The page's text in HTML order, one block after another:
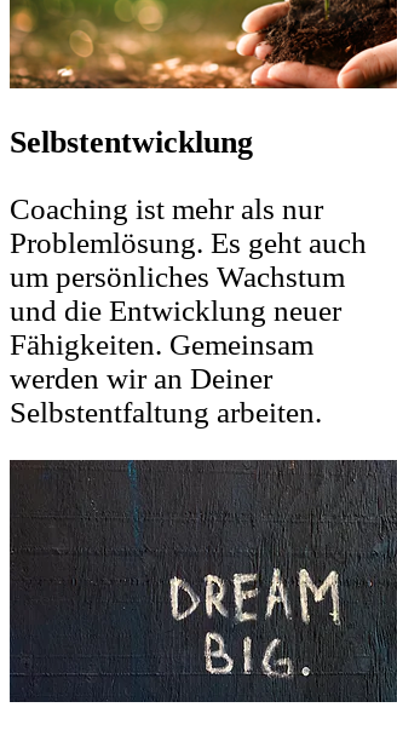
Selbstentwicklung
Coaching ist mehr als nur
Problemlösung. Es geht auch
um persönliches Wachstum
und die Entwicklung neuer
Fähigkeiten. Gemeinsam
werden wir an Deiner
Selbstentfaltung arbeiten.